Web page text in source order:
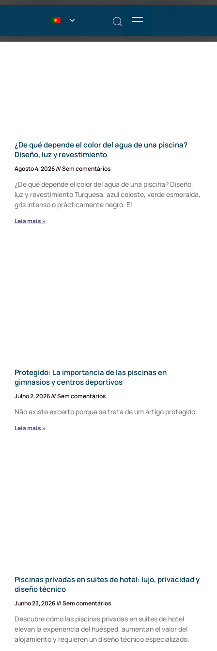
Noticias y novedades
¿De qué depende el color del agua de una piscina?
Diseño, luz y revestimiento
Agosto 4, 2026 Sem comentários
¿De qué depende el color del agua de una piscina? Diseño,
luz y revestimiento Turquesa, azul celeste, verde esmeralda,
gris intenso o prácticamente negro. El
Leia mais »
Protegido: La importancia de las piscinas en
gimnasios y centros deportivos
Julho 2, 2026 Sem comentários
Não existe excerto porque se trata de um artigo protegido.
Leia mais »
Piscinas privadas en suites de hotel: lujo, privacidad y
diseño técnico
Junho 23, 2026 Sem comentários
Descubre cómo las piscinas privadas en suites de hotel
elevan la experiencia del huésped, aumentan el valor del
alojamiento y requieren un diseño técnico especializado.